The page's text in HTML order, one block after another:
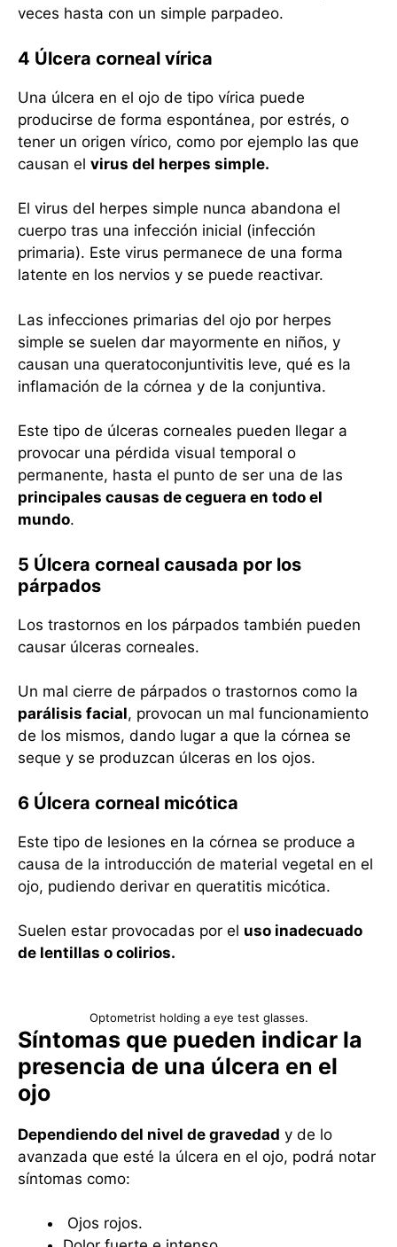
veces hasta con un simple parpadeo.
4 Úlcera corneal vírica
Una úlcera en el ojo de tipo vírica puede
producirse de forma espontánea, por estrés, o
tener un origen vírico, como por ejemplo las que
causan el virus del herpes simple.
El virus del herpes simple nunca abandona el
cuerpo tras una infección inicial (infección
primaria). Este virus permanece de una forma
latente en los nervios y se puede reactivar.
Las infecciones primarias del ojo por herpes
simple se suelen dar mayormente en niños, y
causan una queratoconjuntivitis leve, qué es la
inflamación de la córnea y de la conjuntiva.
Este tipo de úlceras corneales pueden llegar a
provocar una pérdida visual temporal o
permanente, hasta el punto de ser una de las
principales causas de ceguera en todo el
mundo.
5 Úlcera corneal causada por los
párpados
Los trastornos en los párpados también pueden
causar úlceras corneales.
Un mal cierre de párpados o trastornos como la
parálisis facial, provocan un mal funcionamiento
de los mismos, dando lugar a que la córnea se
seque y se produzcan úlceras en los ojos.
6 Úlcera corneal micótica
Este tipo de lesiones en la córnea se produce a
causa de la introducción de material vegetal en el
ojo, pudiendo derivar en queratitis micótica.
Suelen estar provocadas por el uso inadecuado
de lentillas o colirios.
Optometrist holding a eye test glasses.
Síntomas que pueden indicar la
presencia de una úlcera en el
ojo
Dependiendo del nivel de gravedad y de lo
avanzada que esté la úlcera en el ojo, podrá notar
síntomas como:
Ojos rojos.